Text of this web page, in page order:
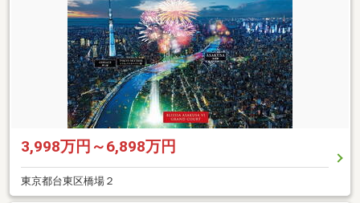
3,998万円～6,898万円
東京都台東区橋場２